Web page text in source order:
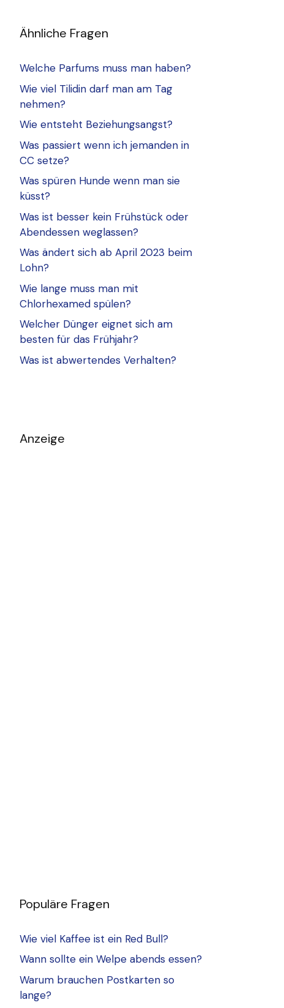
Ähnliche Fragen
Welche Parfums muss man haben?
Wie viel Tilidin darf man am Tag
nehmen?
Wie entsteht Beziehungsangst?
Was passiert wenn ich jemanden in
CC setze?
Was spüren Hunde wenn man sie
küsst?
Was ist besser kein Frühstück oder
Abendessen weglassen?
Was ändert sich ab April 2023 beim
Lohn?
Wie lange muss man mit
Chlorhexamed spülen?
Welcher Dünger eignet sich am
besten für das Frühjahr?
Was ist abwertendes Verhalten?
Anzeige
Populäre Fragen
Wie viel Kaffee ist ein Red Bull?
Wann sollte ein Welpe abends essen?
Warum brauchen Postkarten so
lange?